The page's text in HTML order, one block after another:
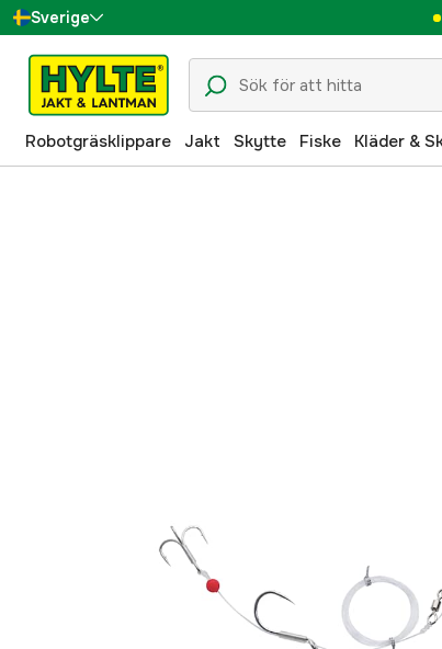
Sverige
Danmark
Suomi
Norge
Robotgräsklippare Jakt Skytte Fiske Kläder &